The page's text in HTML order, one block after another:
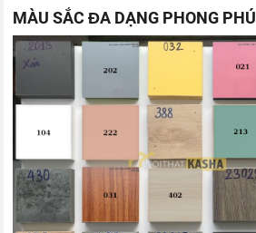
MÀU SẮC ĐA DẠNG PHONG PHÚ